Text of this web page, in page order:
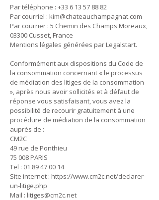
Par téléphone : +33 6 13 57 88 82
Par courriel : kim@chateauchampagnat.com
Par courrier : 5 Chemin des Champs Moreaux,
03300 Cusset, France
Mentions légales générées par Legalstart.
​Conformément aux dispositions du Code de
la consommation concernant « le processus
de médiation des litiges de la consommation
», après nous avoir sollicités et à défaut de
réponse vous satisfaisant, vous avez la
possibilité de recourir gratuitement à une
procédure de médiation de la consommation
auprès de :
CM2C
49 rue de Ponthieu
75 008 PARIS
Tel : 01 89 47 00 14
Site internet : https://www.cm2c.net/declarer-
un-litige.php
Mail : litiges@cm2c.net